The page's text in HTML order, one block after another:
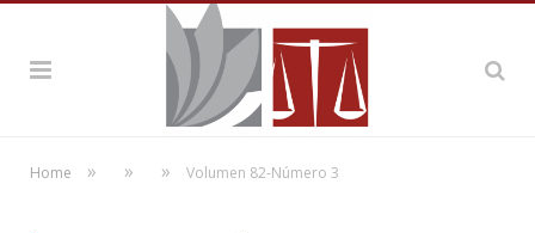
Home » » » Volumen 82-Número 3